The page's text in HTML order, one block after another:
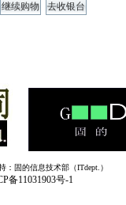
的信息技术部（ITdept.）
备11031903号-1